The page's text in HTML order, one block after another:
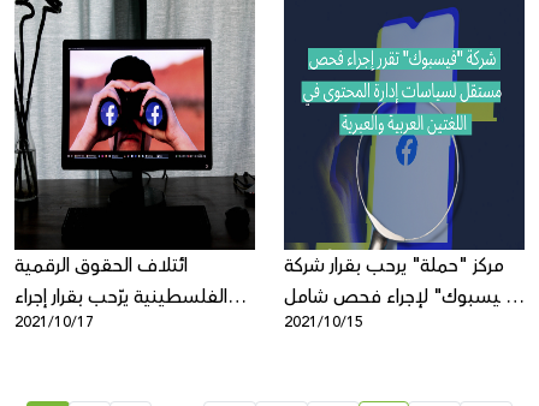
ائتلاف الحقوق الرقمية
الفلسطينية يرّحب بقرار إجراء
فحص شامل ومستقل
2021/10/17
مركز "حملة" يرحب بقرار شركة
"فيسبوك" لإجراء فحص شامل
ومستقل لسياسات إدارة
2021/10/15